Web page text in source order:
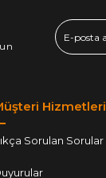
Hizmetleri
Sorulan Sorular